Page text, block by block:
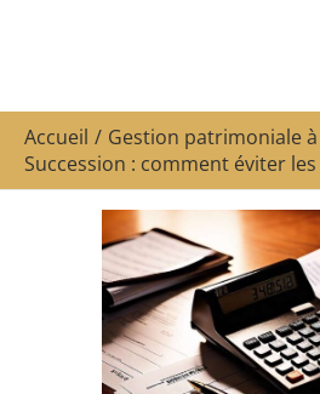
Accueil
Gestion patrimoniale
Succession : comment éviter